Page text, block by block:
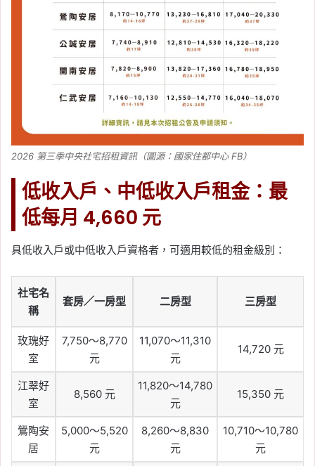
2026 第三季中央社宅招租資訊（圖源：國家住都中心 FB）
低收入戶、中低收入戶租金：最
低每月 4,660 元
具低收入戶或中低收入戶資格者，可適用較低的租金級別：
社宅名
稱
套房／一房型 二房型 三房型
玫瑰好
室
7,750～8,770
元
11,070～11,310
元
14,720 元
江翠好
室
8,560 元
11,820～14,780
元
15,350 元
鶯陶安
居
5,000～5,520
元
8,260～8,830
元
10,710～10,780
元